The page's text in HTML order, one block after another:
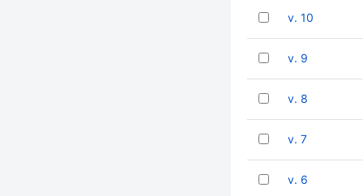
v. 10
v. 9
v. 8
v. 7
v. 6